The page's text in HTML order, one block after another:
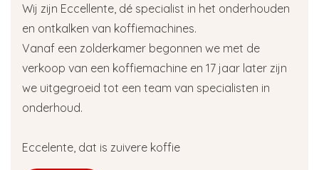
Wij zijn Eccellente, dé specialist in het onderhouden
en ontkalken van koffiemachines.
Vanaf een zolderkamer begonnen we met de
verkoop van een koffiemachine en 17 jaar later zijn
we uitgegroeid tot een team van specialisten in
onderhoud.
Eccelente, dat is zuivere koffie